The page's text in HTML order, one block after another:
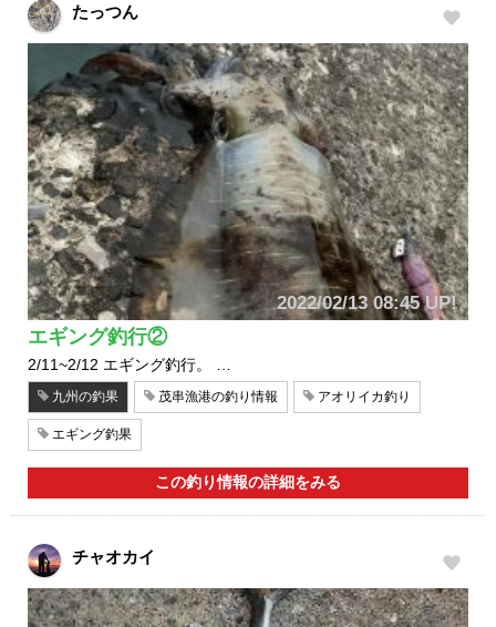
たっつん
2022/02/13 08:45 UP!
エギング釣行②
2/11~2/12 エギング釣行。 …
九州の釣果 茂串漁港の釣り情報 アオリイカ釣り
エギング釣果
この釣り情報の詳細をみる
チャオカイ